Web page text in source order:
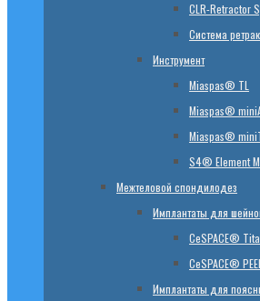
CLR-Retractor
Система
Инструмент
Miaspas® TL
Miaspas®
Miaspas®
S4® Element
Межтеловой спондилодез
Имплантаты для
CeSPACE®
CeSPACE®
Имплантаты для